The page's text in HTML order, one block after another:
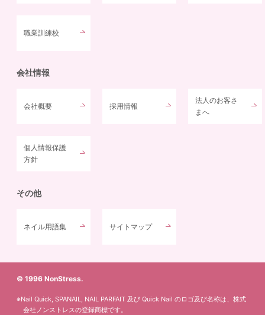
職業訓練校
会社情報
会社概要 採用情報
法人のお客さ
まへ
個人情報保護
方針
その他
ネイル用語集 サイトマップ
© 1996 NonStress.
※Nail Quick, SPANAIL, NAIL PARFAIT 及び Quick Nail のロゴ及び名称は、株式
会社ノンストレスの登録商標です。